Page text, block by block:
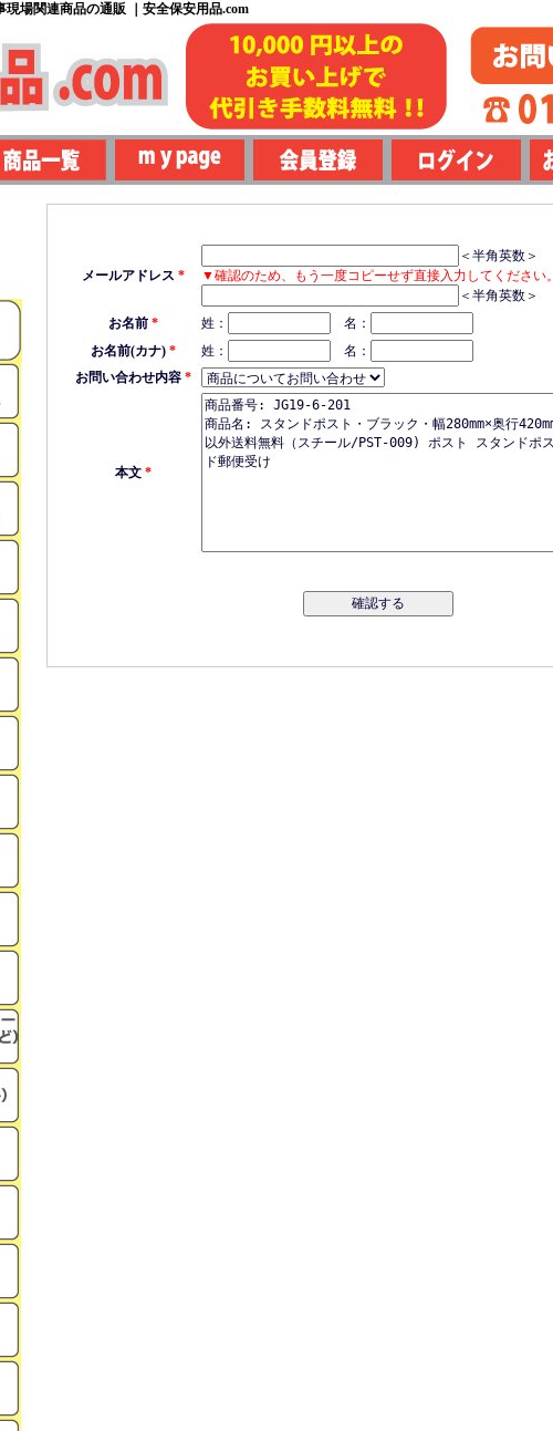
場関連商品の通販 ｜安全保安用品.com
メールアドレス *
＜半角英数＞
▼確認のため、もう一度コピーせず直接入力してください。
＜半角英数＞
お名前* 姓：
名：
お名前(カナ)* 姓：
名：
お問い合わせ内容*
本文*